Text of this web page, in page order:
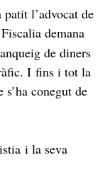
patit l’advocat de
demana
de diners
I fins i tot la
s’ha conegut de
i la seva